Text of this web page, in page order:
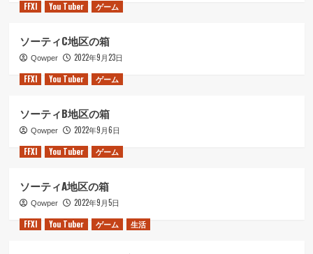
FFXI
You Tuber ゲーム
ソーティC地区の箱
Qowper
2022年9月23日
FFXI
You Tuber ゲーム
ソーティB地区の箱
Qowper
2022年9月6日
FFXI
You Tuber ゲーム
ソーティA地区の箱
Qowper
2022年9月5日
FFXI
You Tuber ゲーム 生活